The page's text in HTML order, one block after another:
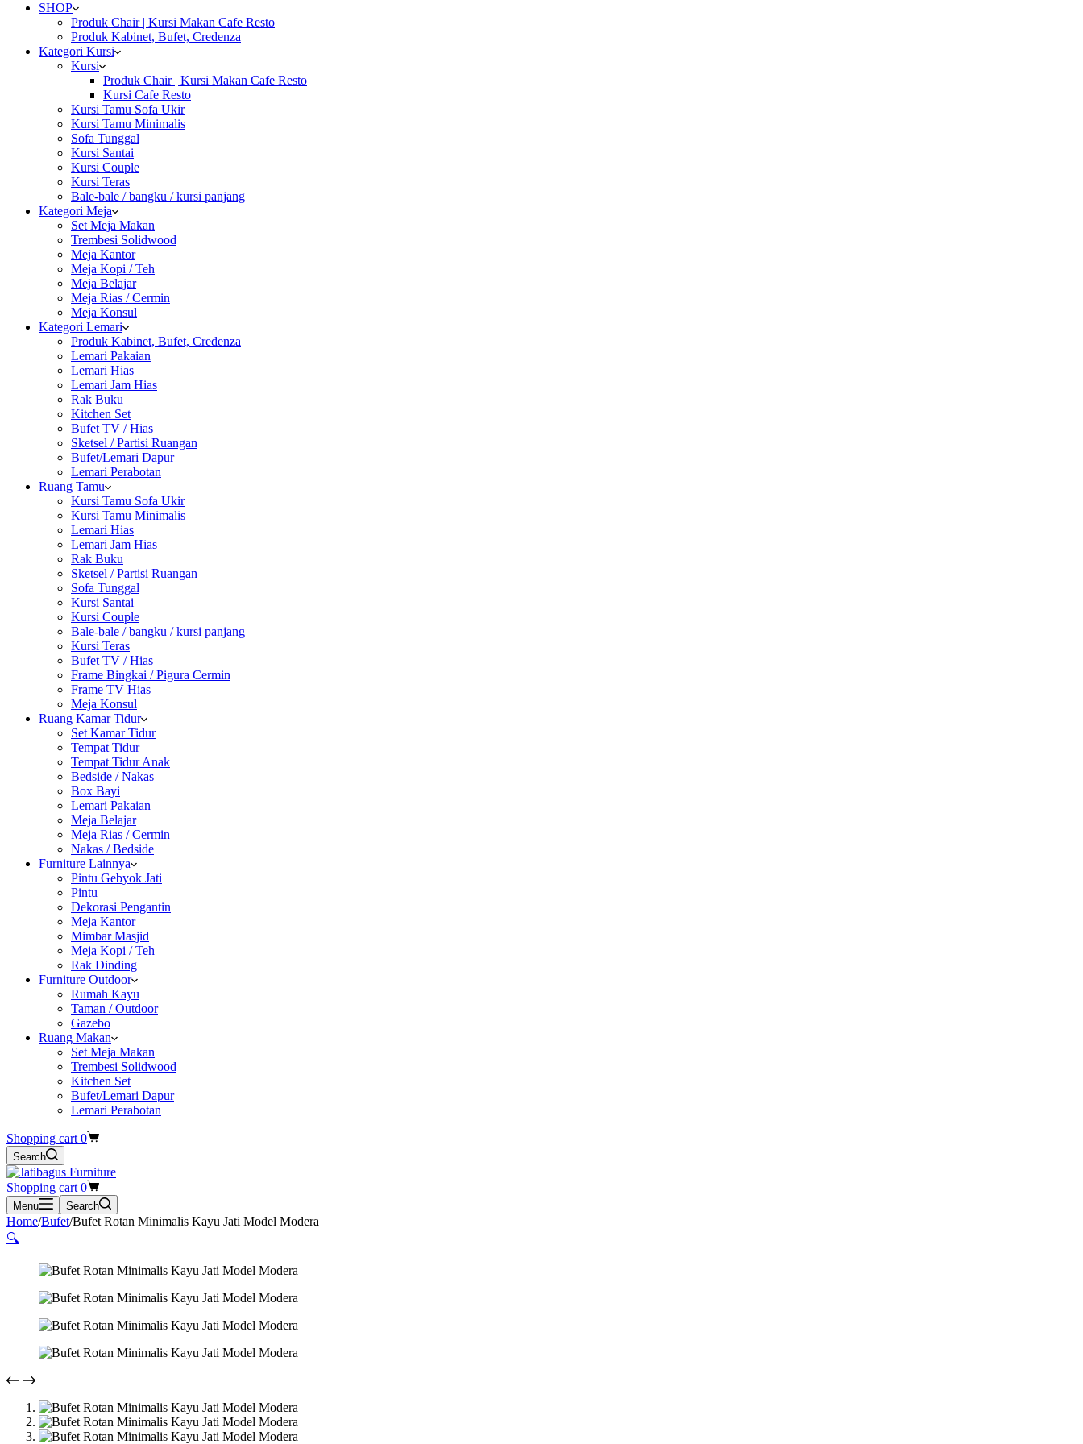
SHOP
Produk Chair | Kursi Makan Cafe Resto
Produk Kabinet, Bufet, Credenza
Kategori Kursi
Kursi
Produk Chair | Kursi Makan Cafe Resto
Kursi Cafe Resto
Kursi Tamu Sofa Ukir
Kursi Tamu Minimalis
Sofa Tunggal
Kursi Santai
Kursi Couple
Kursi Teras
Bale-bale / bangku / kursi panjang
Kategori Meja
Set Meja Makan
Trembesi Solidwood
Meja Kantor
Meja Kopi / Teh
Meja Belajar
Meja Rias / Cermin
Meja Konsul
Kategori Lemari
Produk Kabinet, Bufet, Credenza
Lemari Pakaian
Lemari Hias
Lemari Jam Hias
Rak Buku
Kitchen Set
Bufet TV / Hias
Sketsel / Partisi Ruangan
Bufet/Lemari Dapur
Lemari Perabotan
Ruang Tamu
Kursi Tamu Sofa Ukir
Kursi Tamu Minimalis
Lemari Hias
Lemari Jam Hias
Rak Buku
Sketsel / Partisi Ruangan
Sofa Tunggal
Kursi Santai
Kursi Couple
Bale-bale / bangku / kursi panjang
Kursi Teras
Bufet TV / Hias
Frame Bingkai / Pigura Cermin
Frame TV Hias
Meja Konsul
Ruang Kamar Tidur
Set Kamar Tidur
Tempat Tidur
Tempat Tidur Anak
Bedside / Nakas
Box Bayi
Lemari Pakaian
Meja Belajar
Meja Rias / Cermin
Nakas / Bedside
Furniture Lainnya
Pintu Gebyok Jati
Pintu
Dekorasi Pengantin
Meja Kantor
Mimbar Masjid
Meja Kopi / Teh
Rak Dinding
Furniture Outdoor
Rumah Kayu
Taman / Outdoor
Gazebo
Ruang Makan
Set Meja Makan
Trembesi Solidwood
Kitchen Set
Bufet/Lemari Dapur
Lemari Perabotan
Shopping cart 0
Search
Shopping cart 0
Menu Search
Home/Bufet/Bufet Rotan Minimalis Kayu Jati Model Modera
🔍